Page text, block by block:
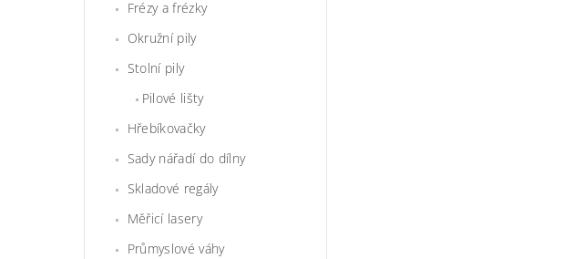
Frézy a frézky
Okružní pily
Stolní pily
Pilové lišty
Hřebíkovačky
Sady nářadí do dílny
Skladové regály
Měřicí lasery
Průmyslové váhy